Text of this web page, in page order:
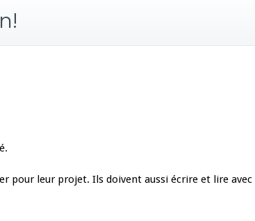
pour leur projet. Ils doivent aussi écrire et lire avec